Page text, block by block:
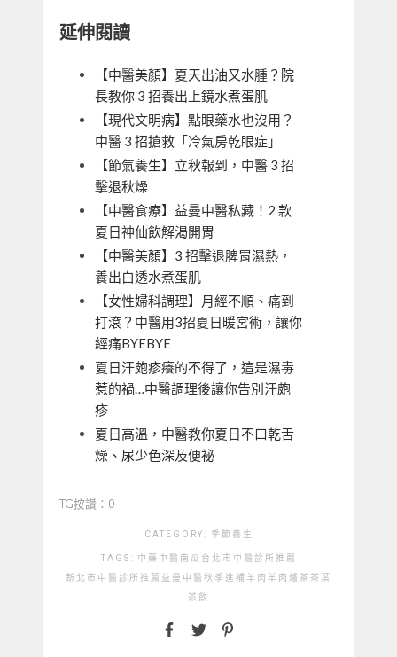
延伸閱讀
【中醫美顏】夏天出油又水腫？院
長教你 3 招養出上鏡水煮蛋肌
【現代文明病】點眼藥水也沒用？
中醫 3 招搶救「冷氣房乾眼症」
【節氣養生】立秋報到，中醫 3 招
擊退秋燥
【中醫食療】益曼中醫私藏！2 款
夏日神仙飲解渴開胃
【中醫美顏】3 招擊退脾胃濕熱，
養出白透水煮蛋肌
【女性婦科調理】月經不順、痛到
打滾？中醫用3招夏日暖宮術，讓你
經痛BYEBYE
夏日汗皰疹癢的不得了，這是濕毒
惹的禍…中醫調理後讓你告別汗皰
疹
夏日高溫，中醫教你夏日不口乾舌
燥、尿少色深及便祕
TG按讚：0
CATEGORY: 季節養生
TAGS: 中藥 中醫 南瓜 台北市中醫診所推薦
新北市中醫診所推薦 益曼中醫 秋季進補羊肉 羊肉爐 茶 茶葉
茶飲